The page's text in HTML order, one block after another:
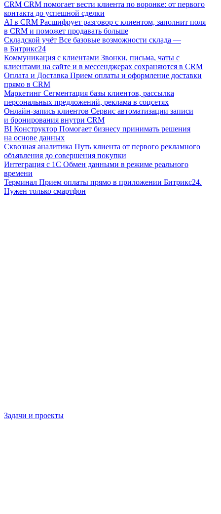
CRM CRM помогает вести клиента по воронке: от первого
контакта до успешной сделки
AI в CRM Расшифрует разговор с клиентом, заполнит поля
в CRM и поможет продавать больше
Складской учёт Все базовые возможности склада —
в Битрикс24
Коммуникация с клиентами Звонки, письма, чаты с
клиентами на сайте и в мессенджерах сохраняются в CRM
Оплата и Доставка Прием оплаты и оформление доставки
прямо в CRM
Маркетинг Сегментация базы клиентов, рассылка
персональных предложений, реклама в соцсетях
Онлайн-запись клиентов Сервис автоматизации записи
и бронирования внутри CRM
BI Конструктор Помогает бизнесу принимать решения
на основе данных
Сквозная аналитика Путь клиента от первого рекламного
объявления до совершения покупки
Интеграция с 1С Обмен данными в режиме реального
времени
Терминал Прием оплаты прямо в приложении Битрикс24.
Нужен только смартфон
Задачи и проекты